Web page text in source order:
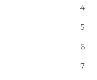
4
5
6
7